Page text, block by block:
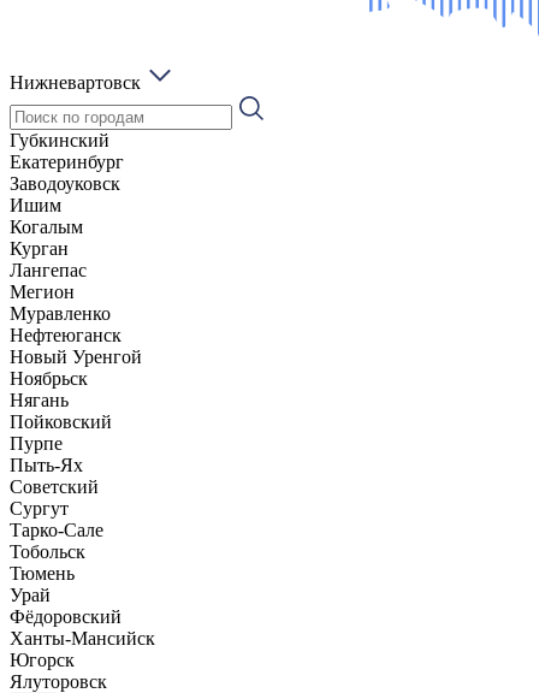
Нижневартовск
Губкинский
Екатеринбург
Заводоуковск
Ишим
Когалым
Курган
Лангепас
Мегион
Муравленко
Нефтеюганск
Новый Уренгой
Ноябрьск
Нягань
Пойковский
Пурпе
Пыть-Ях
Советский
Сургут
Тарко-Сале
Тобольск
Тюмень
Урай
Фёдоровский
Ханты-Мансийск
Югорск
Ялуторовск